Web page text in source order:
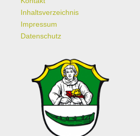
Inhaltsverzeichnis
Impressum
Datenschutz